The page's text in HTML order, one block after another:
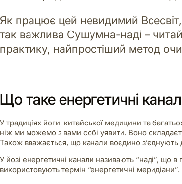
Як працює цей невидимий Всесвіт,
так важлива Сушумна-наді –
практику, найпростіший метод
Що таке енергетичні
У традиціях йоги, китайської медицини та
ніж ми можемо з вами собі уявити. Воно
Також вважається, що канали воєдино з’єднують
У йозі енергетичні канали називають “наді”, що в
використовують термін “енергетичні меридіани”.